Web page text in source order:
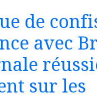
de
avec
sur les